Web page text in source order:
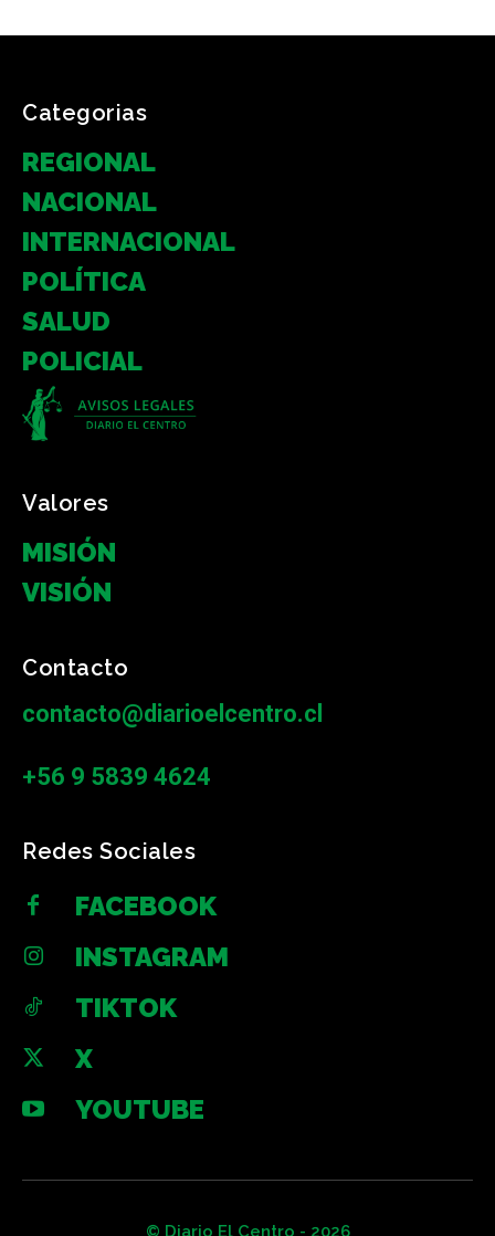
Categorias
REGIONAL
NACIONAL
INTERNACIONAL
POLÍTICA
SALUD
POLICIAL
Valores
MISIÓN
VISIÓN
Contacto
contacto@diarioelcentro.cl
+56 9 5839 4624
Redes Sociales
FACEBOOK
INSTAGRAM
TIKTOK
X
YOUTUBE
© Diario El Centro - 2026